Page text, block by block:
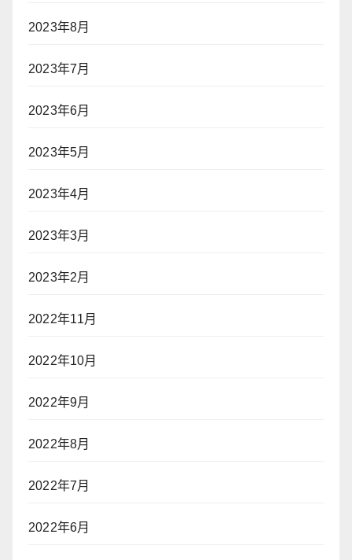
2023年8月
2023年7月
2023年6月
2023年5月
2023年4月
2023年3月
2023年2月
2022年11月
2022年10月
2022年9月
2022年8月
2022年7月
2022年6月